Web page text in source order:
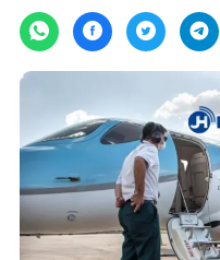
sexta-feira, 16/06/